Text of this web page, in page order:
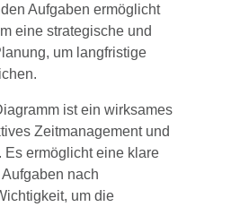
Aufgaben ermöglicht
eine strategische und
um langfristige
ist ein wirksames
Zeitmanagement und
Es ermöglicht eine klare
nach
um die